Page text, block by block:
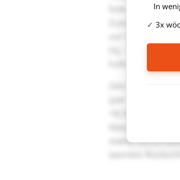
In
3x